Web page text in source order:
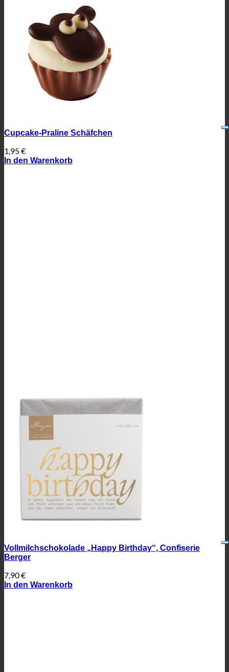
Cupcake-Praline Schäfchen
1,95€
In den Warenkorb
Vollmilchschokolade „Happy Birthday“, Confiserie
Berger
7,90€
In den Warenkorb